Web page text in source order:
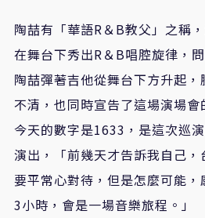
陶喆有「華語R＆B教父」之稱
在舞台下秀出R＆B唱腔旋律，
陶喆彈著吉他從舞台下方升起
不清，也同時宣告了這場演場會
今天的數字是1633 ，是這次巡
演出，「前幾天才告訴我自己
要平常心對待，但是怎麼可能
3小時，會是一場音樂旅程。」